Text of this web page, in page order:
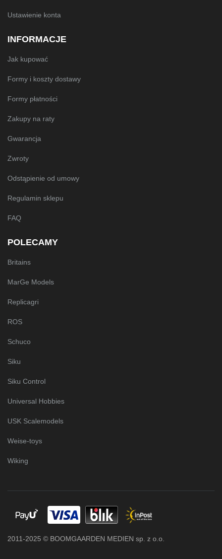
Ustawienie konta
INFORMACJE
Jak kupować
Formy i koszty dostawy
Formy płatności
Zakupy na raty
Gwarancja
Zwroty
Odstąpienie od umowy
Regulamin sklepu
FAQ
POLECAMY
Britains
MarGe Models
Replicagri
ROS
Schuco
Siku
Siku Control
Universal Hobbies
USK Scalemodels
Weise-toys
Wiking
2011-2025 © BOOMGAARDEN MEDIEN sp. z o.o.